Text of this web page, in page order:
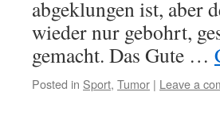
abgeklungen ist, aber
wieder nur gebohrt,
gemacht. Das Gute …
Posted in Sport, Tumor | Leave a